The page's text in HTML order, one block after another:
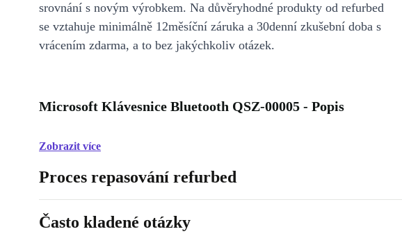
srovnání s novým výrobkem. Na důvěryhodné produkty od refurbed
se vztahuje minimálně 12měsíční záruka a 30denní zkušební doba s
vrácením zdarma, a to bez jakýchkoliv otázek.
Microsoft Klávesnice Bluetooth QSZ-00005 - Popis
Zobrazit více
Proces repasování refurbed
Často kladené otázky